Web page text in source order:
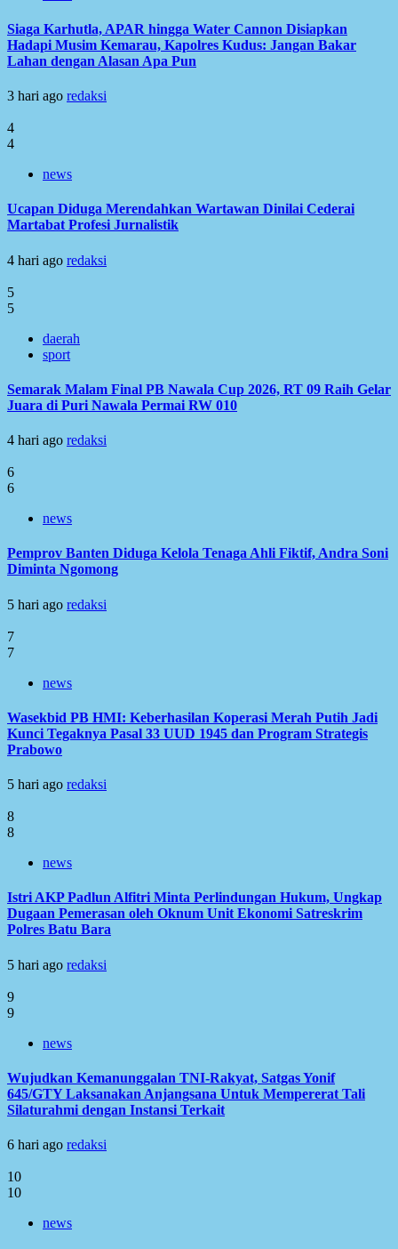
Siaga Karhutla, APAR hingga Water Cannon Disiapkan
Hadapi Musim Kemarau, Kapolres Kudus: Jangan Bakar
Lahan dengan Alasan Apa Pun
3 hari ago redaksi
4
4
news
Ucapan Diduga Merendahkan Wartawan Dinilai Cederai
Martabat Profesi Jurnalistik
4 hari ago redaksi
5
5
daerah
sport
Semarak Malam Final PB Nawala Cup 2026, RT 09 Raih Gelar
Juara di Puri Nawala Permai RW 010
4 hari ago redaksi
6
6
news
Pemprov Banten Diduga Kelola Tenaga Ahli Fiktif, Andra Soni
Diminta Ngomong
5 hari ago redaksi
7
7
news
Wasekbid PB HMI: Keberhasilan Koperasi Merah Putih Jadi
Kunci Tegaknya Pasal 33 UUD 1945 dan Program Strategis
Prabowo
5 hari ago redaksi
8
8
news
Istri AKP Padlun Alfitri Minta Perlindungan Hukum, Ungkap
Dugaan Pemerasan oleh Oknum Unit Ekonomi Satreskrim
Polres Batu Bara
5 hari ago redaksi
9
9
news
Wujudkan Kemanunggalan TNI-Rakyat, Satgas Yonif
645/GTY Laksanakan Anjangsana Untuk Mempererat Tali
Silaturahmi dengan Instansi Terkait
6 hari ago redaksi
10
10
news